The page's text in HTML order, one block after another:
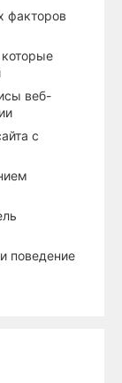
факторов
которые
веб-
с
поведение